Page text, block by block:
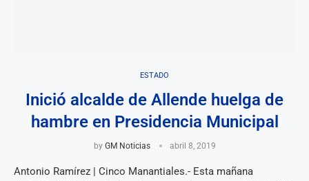
ESTADO
Inició alcalde de Allende huelga de
hambre en Presidencia Municipal
by GM Noticias abril 8, 2019
Antonio Ramírez | Cinco Manantiales.- Esta mañana